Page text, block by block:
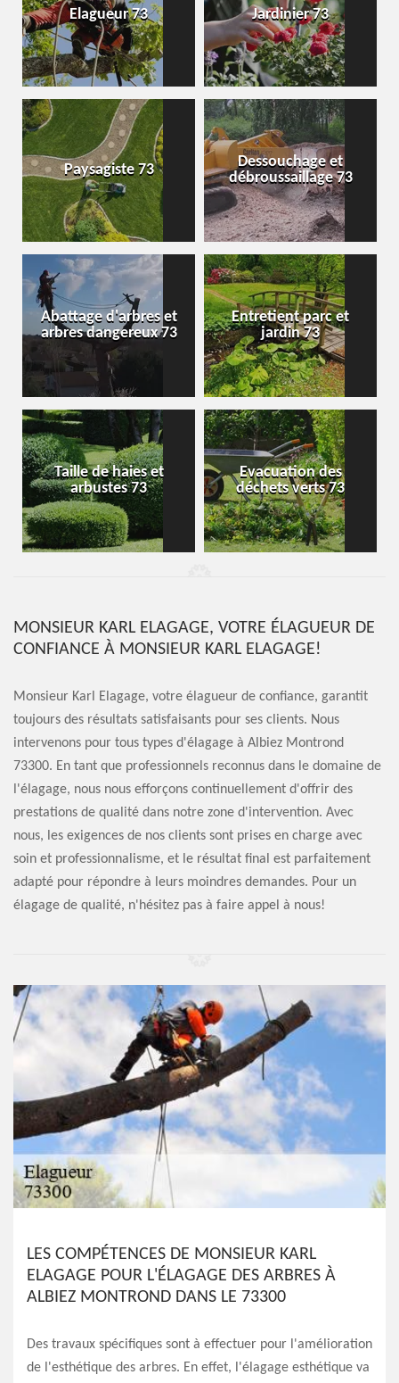
Elagueur 73 Jardinier 73
Paysagiste 73
Dessouchage et
débroussaillage 73
Abattage d'arbres et
arbres dangereux 73
Entretient parc et
jardin 73
Taille de haies et
arbustes 73
Evacuation des
déchets verts 73
MONSIEUR KARL ELAGAGE, VOTRE ÉLAGUEUR DE
CONFIANCE À MONSIEUR KARL ELAGAGE!
Monsieur Karl Elagage, votre élagueur de confiance, garantit
toujours des résultats satisfaisants pour ses clients. Nous
intervenons pour tous types d'élagage à Albiez Montrond
73300. En tant que professionnels reconnus dans le domaine de
l'élagage, nous nous efforçons continuellement d'offrir des
prestations de qualité dans notre zone d'intervention. Avec
nous, les exigences de nos clients sont prises en charge avec
soin et professionnalisme, et le résultat final est parfaitement
adapté pour répondre à leurs moindres demandes. Pour un
élagage de qualité, n'hésitez pas à faire appel à nous!
LES COMPÉTENCES DE MONSIEUR KARL
ELAGAGE POUR L'ÉLAGAGE DES ARBRES À
ALBIEZ MONTROND DANS LE 73300
Des travaux spécifiques sont à effectuer pour l'amélioration
de l'esthétique des arbres. En effet, l'élagage esthétique va